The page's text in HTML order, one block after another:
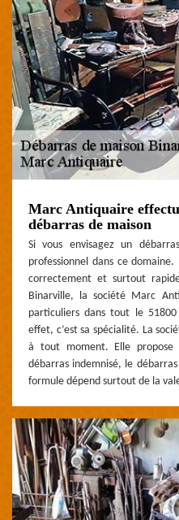
Marc Antiquaire
débarras de maison
Si vous envisagez un
professionnel dans ce
correctement et surtout
Binarville, la société Marc
particuliers dans tout le
effet, c’est sa spécialité. La
à tout moment. Elle
débarras indemnisé, le
formule dépend surtout de la